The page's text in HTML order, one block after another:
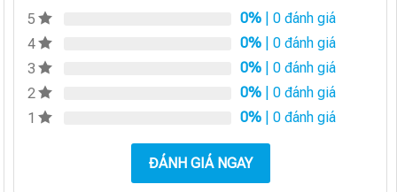
5 0% | 0 đánh giá
4
0% | 0 đánh giá
3
0% | 0 đánh giá
2
0% | 0 đánh giá
1
0% | 0 đánh giá
ĐÁNH GIÁ NGAY